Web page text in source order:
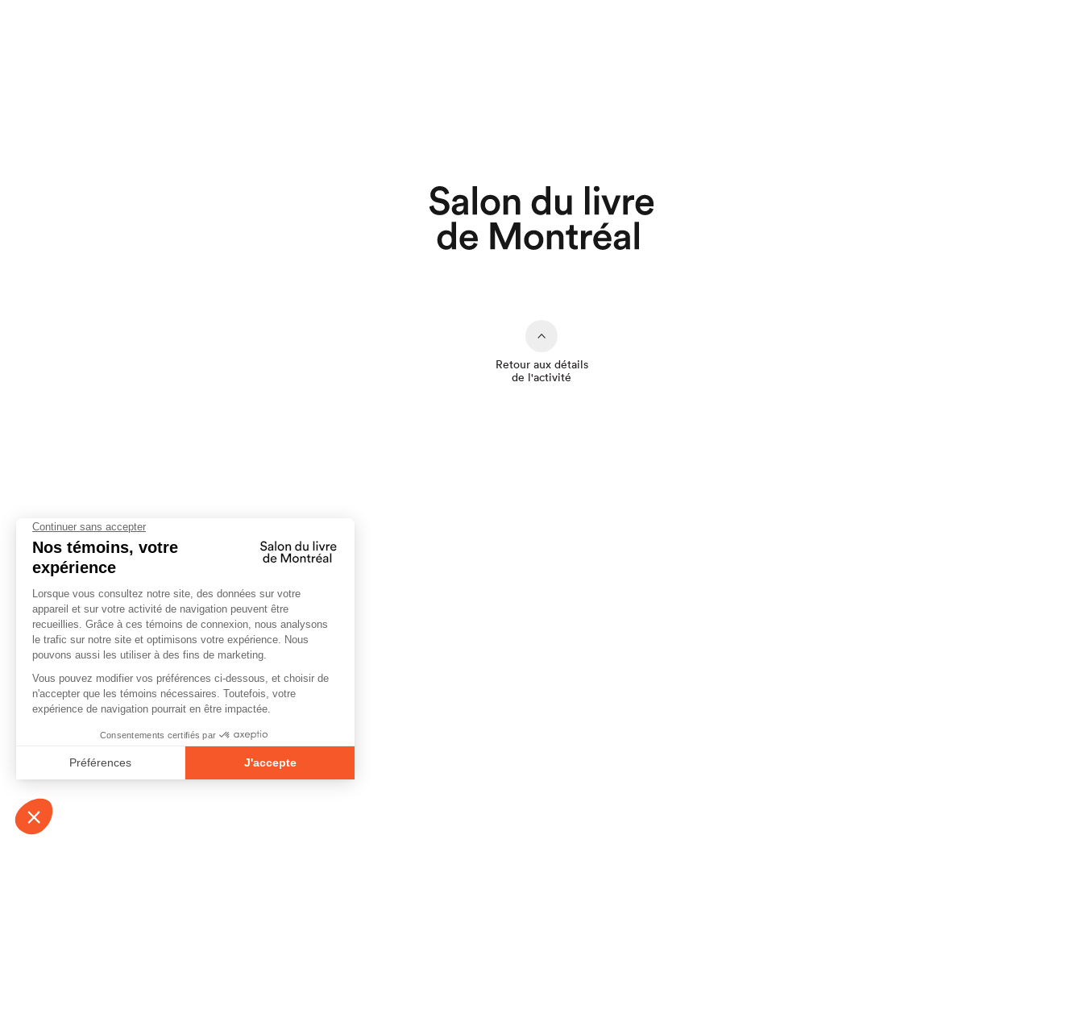
Retour aux détails
de l'activité